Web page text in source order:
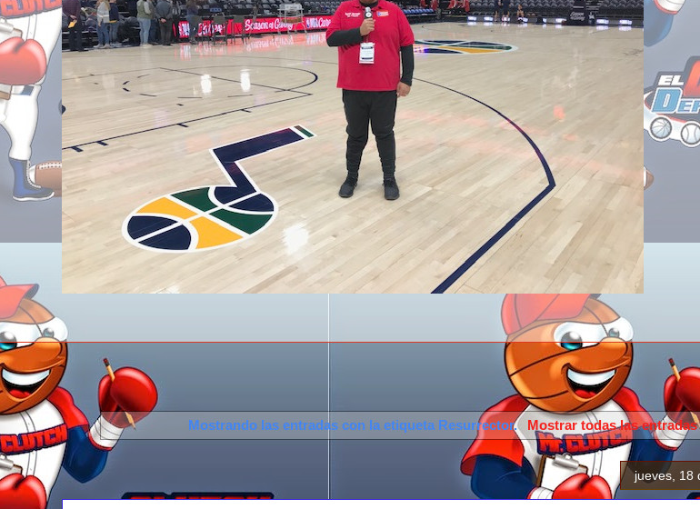
Mostrando las entradas con la etiqueta Resurrector. Mostrar todas las entradas
jueves, 18